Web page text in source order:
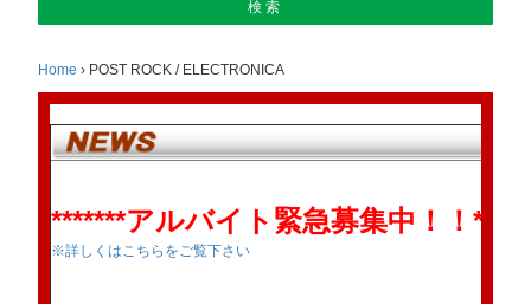
Home › POST ROCK / ELECTRONICA
*******アルバイト緊急募集中！！
※詳しくはこちらをご覧下さい